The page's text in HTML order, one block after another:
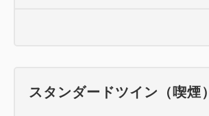
スタンダードツイン（喫煙）